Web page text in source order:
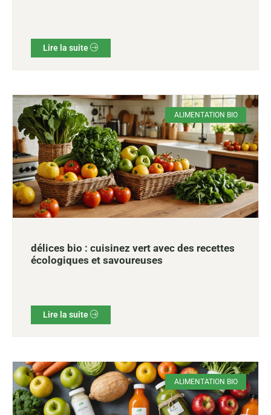
Lire la suite
ALIMENTATION BIO
délices bio : cuisinez vert avec des recettes
écologiques et savoureuses
Lire la suite
ALIMENTATION BIO